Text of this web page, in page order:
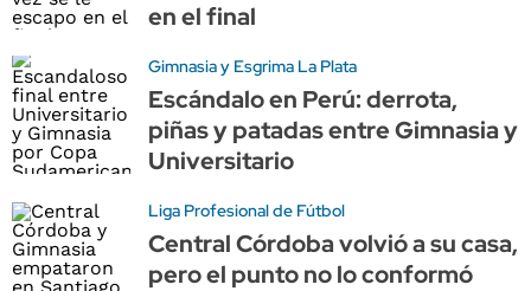
en el final
Gimnasia y Esgrima La Plata
Escándalo en Perú: derrota,
piñas y patadas entre Gimnasia y
Universitario
Liga Profesional de Fútbol
Central Córdoba volvió a su casa,
pero el punto no lo conformó